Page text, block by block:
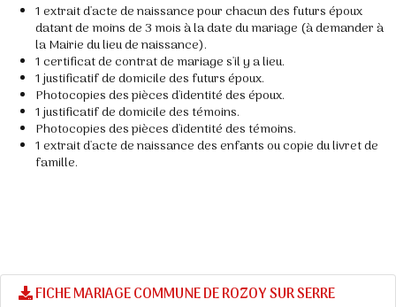
1 extrait d'acte de naissance pour chacun des futurs époux
datant de moins de 3 mois à la date du mariage (à demander à
la Mairie du lieu de naissance).
1 certificat de contrat de mariage s'il y a lieu.
1 justificatif de domicile des futurs époux.
Photocopies des pièces d'identité des époux.
1 justificatif de domicile des témoins.
Photocopies des pièces d'identité des témoins.
1 extrait d'acte de naissance des enfants ou copie du livret de
famille.
FICHE MARIAGE COMMUNE DE ROZOY SUR SERRE